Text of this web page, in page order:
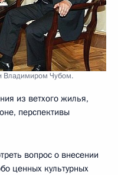
Владимиром Чубом.
из ветхого жилья,
перспективы
вопрос о внесении
ценных культурных